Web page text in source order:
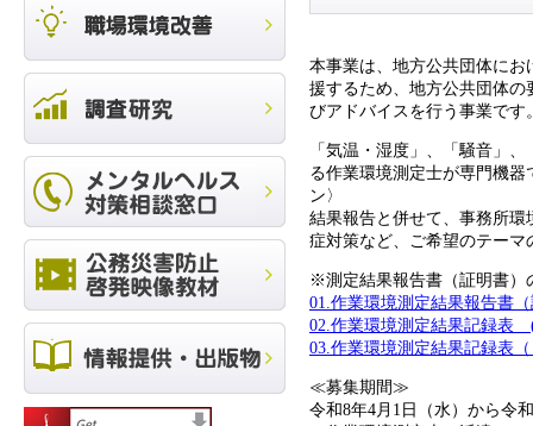
本事業は、地方公共団体に
援するため、地方公共団体
びアドバイスを行う事業です
「気温・湿度」、「騒音」
る作業環境測定士が専門機
ン〉
結果報告と併せて、事務所
症対策など、ご希望のテー
※測定結果報告書（証明書）
01.作業環境測定結果報告書
02.作業環境測定結果記録表
03.作業環境測定結果記録表
≪募集期間≫
令和8年4月1日（水）から令